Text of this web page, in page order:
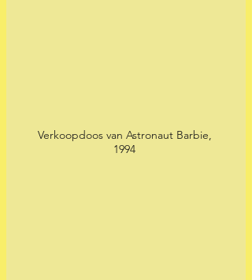
Verkoopdoos van Astronaut Barbie,
1994